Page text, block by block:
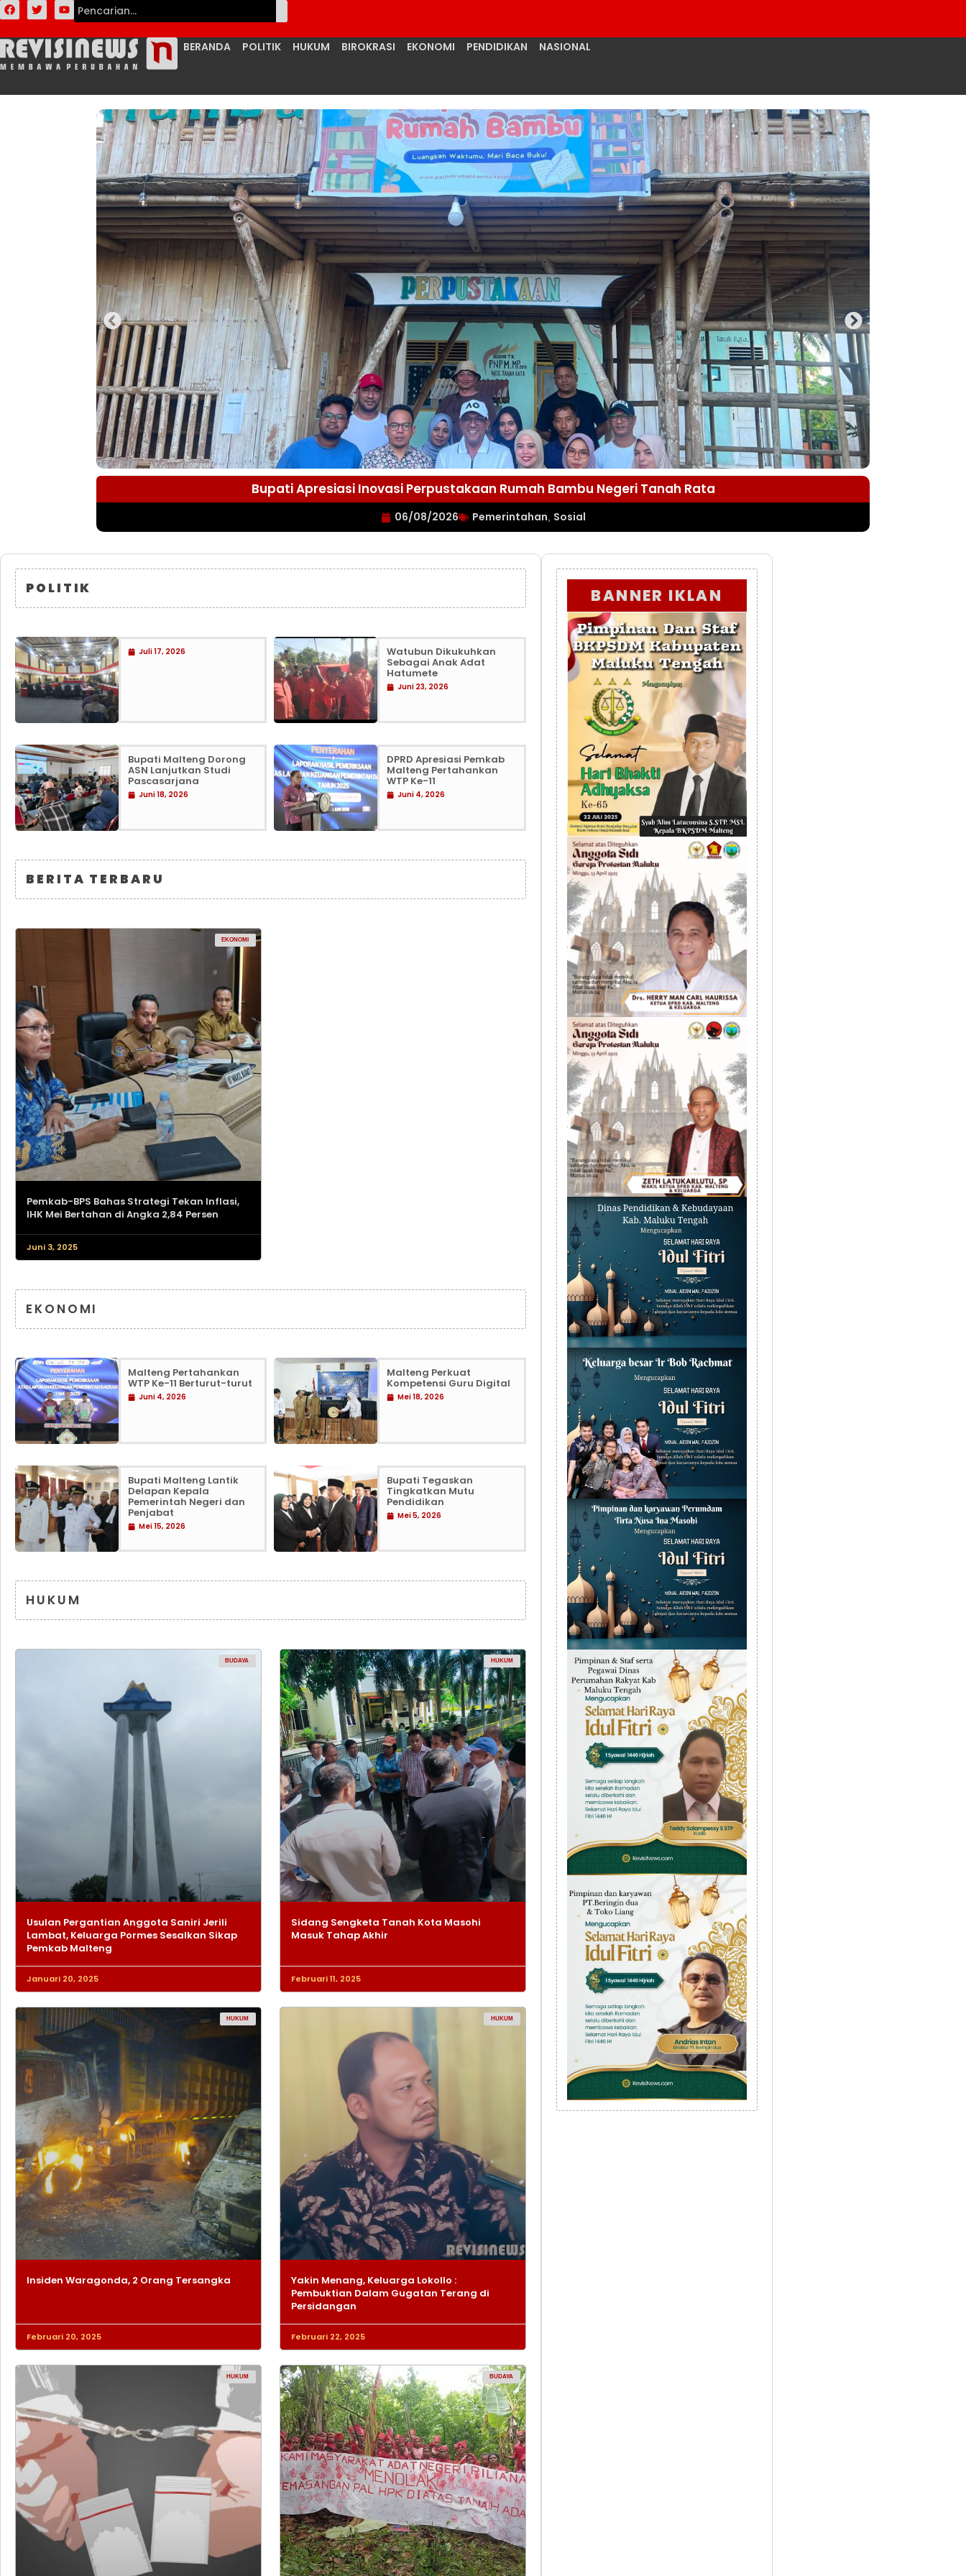
BERANDA POLITIK HUKUM BIROKRASI EKONOMI PENDIDIKAN NASIONAL
Bupati Apresiasi Inovasi Perpustakaan Rumah Bambu Negeri Tanah Rata
06/08/2026 Pemerintahan Sosial
POLITIK
Juli 17, 2026 Watubun Dikukuhkan
Sebagai Anak Adat
Hatumete
Juni 23, 2026
Bupati Malteng Dorong
ASN Lanjutkan Studi
Pascasarjana
Juni 18, 2026
DPRD Apresiasi Pemkab
Malteng Pertahankan
WTP Ke-11
Juni 4, 2026
BERITA TERBARU
EKONOMI
Pemkab-BPS Bahas Strategi Tekan Inflasi,
IHK Mei Bertahan di Angka 2,84 Persen
Juni 3, 2025
EKONOMI
Malteng Pertahankan
WTP Ke-11 Berturut-turut
Juni 4, 2026
Malteng Perkuat
Kompetensi Guru Digital
Mei 18, 2026
Bupati Malteng Lantik
Delapan Kepala
Pemerintah Negeri dan
Penjabat
Mei 15, 2026
Bupati Tegaskan
Tingkatkan Mutu
Pendidikan
Mei 5, 2026
HUKUM
BUDAYA
Usulan Pergantian Anggota Saniri Jerili
Lambat, Keluarga Pormes Sesalkan Sikap
Pemkab Malteng
Januari 20, 2025
HUKUM
Sidang Sengketa Tanah Kota Masohi
Masuk Tahap Akhir
Februari 11, 2025
HUKUM
Insiden Waragonda, 2 Orang Tersangka
Februari 20, 2025
HUKUM
Yakin Menang, Keluarga Lokollo :
Pembuktian Dalam Gugatan Terang di
Persidangan
Februari 22, 2025
HUKUM BUDAYA
BANNER IKLAN